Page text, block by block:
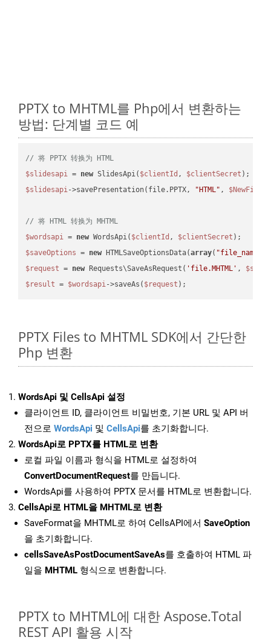
PPTX to MHTML를 Php에서 변환하는
방법: 단계별 코드 예
// 将 PPTX 转换为 HTML
$slidesapi = new SlidesApi( $clientId , $clientSecret
$slidesapi->savePresentation(file.PPTX, "HTML" , $NewFile
// 将 HTML 转换为 MHTML
$wordsapi = new WordsApi( $clientId , $clientSecret
$saveOptions = new HTMLSaveOptionsData(array( "file_name"
$request = new Requests\SaveAsRequest( 'file.MHTML' ,
$result = $wordsapi->saveAs( $request
PPTX Files to MHTML SDK에서 간단한
Php 변환
WordsApi 및 CellsApi 설정
클라이언트 ID, 클라이언트 비밀번호, 기본 URL 및 API 버
전으로 WordsApi 및 CellsApi를 초기화합니다.
WordsApi로 PPTX를 HTML로 변환
로컬 파일 이름과 형식을 HTML로 설정하여
ConvertDocumentRequest를 만듭니다.
WordsApi를 사용하여 PPTX 문서를 HTML로 변환합니다.
CellsApi로 HTML을 MHTML로 변환
SaveFormat을 MHTML로 하여 CellsAPI에서 SaveOption
을 초기화합니다.
cellsSaveAsPostDocumentSaveAs를 호출하여 HTML 파
일을 MHTML 형식으로 변환합니다.
PPTX to MHTML에 대한 Aspose.Total
REST API 활용 시작